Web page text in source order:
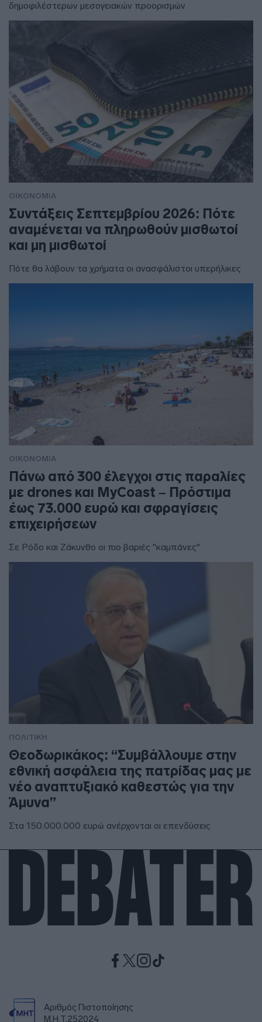
δημοφιλέστερων μεσογειακών προορισμών
ΟΙΚΟΝΟΜΙΑ
Συντάξεις Σεπτεμβρίου 2026: Πότε
αναμένεται να πληρωθούν μισθωτοί
και μη μισθωτοί
Πότε θα λάβουν τα χρήματα οι ανασφάλιστοι υπερήλικες
ΟΙΚΟΝΟΜΙΑ
Πάνω από 300 έλεγχοι στις παραλίες
με drones και MyCoast – Πρόστιμα
έως 73.000 ευρώ και σφραγίσεις
επιχειρήσεων
Σε Ρόδο και Ζάκυνθο οι πιο βαριές "καμπάνες"
ΠΟΛΙΤΙΚΗ
Θεοδωρικάκος: “Συμβάλλουμε στην
εθνική ασφάλεια της πατρίδας μας με
νέο αναπτυξιακό καθεστώς για την
Άμυνα”
Στα 150.000.000 ευρώ ανέρχονται οι επενδύσεις
Αριθμός Πιστοποίησης
Μ.Η.Τ.252024